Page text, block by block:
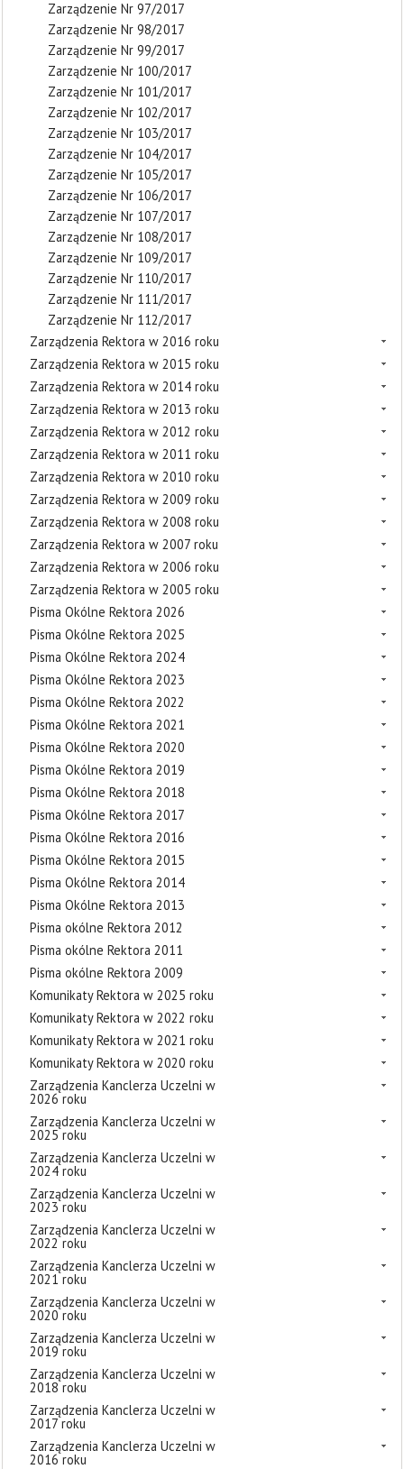
Zarządzenie Nr 97/2017
Zarządzenie Nr 98/2017
Zarządzenie Nr 99/2017
Zarządzenie Nr 100/2017
Zarządzenie Nr 101/2017
Zarządzenie Nr 102/2017
Zarządzenie Nr 103/2017
Zarządzenie Nr 104/2017
Zarządzenie Nr 105/2017
Zarządzenie Nr 106/2017
Zarządzenie Nr 107/2017
Zarządzenie Nr 108/2017
Zarządzenie Nr 109/2017
Zarządzenie Nr 110/2017
Zarządzenie Nr 111/2017
Zarządzenie Nr 112/2017
Zarządzenia Rektora w 2016 roku
Zarządzenia Rektora w 2015 roku
Zarządzenia Rektora w 2014 roku
Zarządzenia Rektora w 2013 roku
Zarządzenia Rektora w 2012 roku
Zarządzenia Rektora w 2011 roku
Zarządzenia Rektora w 2010 roku
Zarządzenia Rektora w 2009 roku
Zarządzenia Rektora w 2008 roku
Zarządzenia Rektora w 2007 roku
Zarządzenia Rektora w 2006 roku
Zarządzenia Rektora w 2005 roku
Pisma Okólne Rektora 2026
Pisma Okólne Rektora 2025
Pisma Okólne Rektora 2024
Pisma Okólne Rektora 2023
Pisma Okólne Rektora 2022
Pisma Okólne Rektora 2021
Pisma Okólne Rektora 2020
Pisma Okólne Rektora 2019
Pisma Okólne Rektora 2018
Pisma Okólne Rektora 2017
Pisma Okólne Rektora 2016
Pisma Okólne Rektora 2015
Pisma Okólne Rektora 2014
Pisma Okólne Rektora 2013
Pisma okólne Rektora 2012
Pisma okólne Rektora 2011
Pisma okólne Rektora 2009
Komunikaty Rektora w 2025 roku
Komunikaty Rektora w 2022 roku
Komunikaty Rektora w 2021 roku
Komunikaty Rektora w 2020 roku
Zarządzenia Kanclerza Uczelni w
2026 roku
Zarządzenia Kanclerza Uczelni w
2025 roku
Zarządzenia Kanclerza Uczelni w
2024 roku
Zarządzenia Kanclerza Uczelni w
2023 roku
Zarządzenia Kanclerza Uczelni w
2022 roku
Zarządzenia Kanclerza Uczelni w
2021 roku
Zarządzenia Kanclerza Uczelni w
2020 roku
Zarządzenia Kanclerza Uczelni w
2019 roku
Zarządzenia Kanclerza Uczelni w
2018 roku
Zarządzenia Kanclerza Uczelni w
2017 roku
Zarządzenia Kanclerza Uczelni w
2016 roku